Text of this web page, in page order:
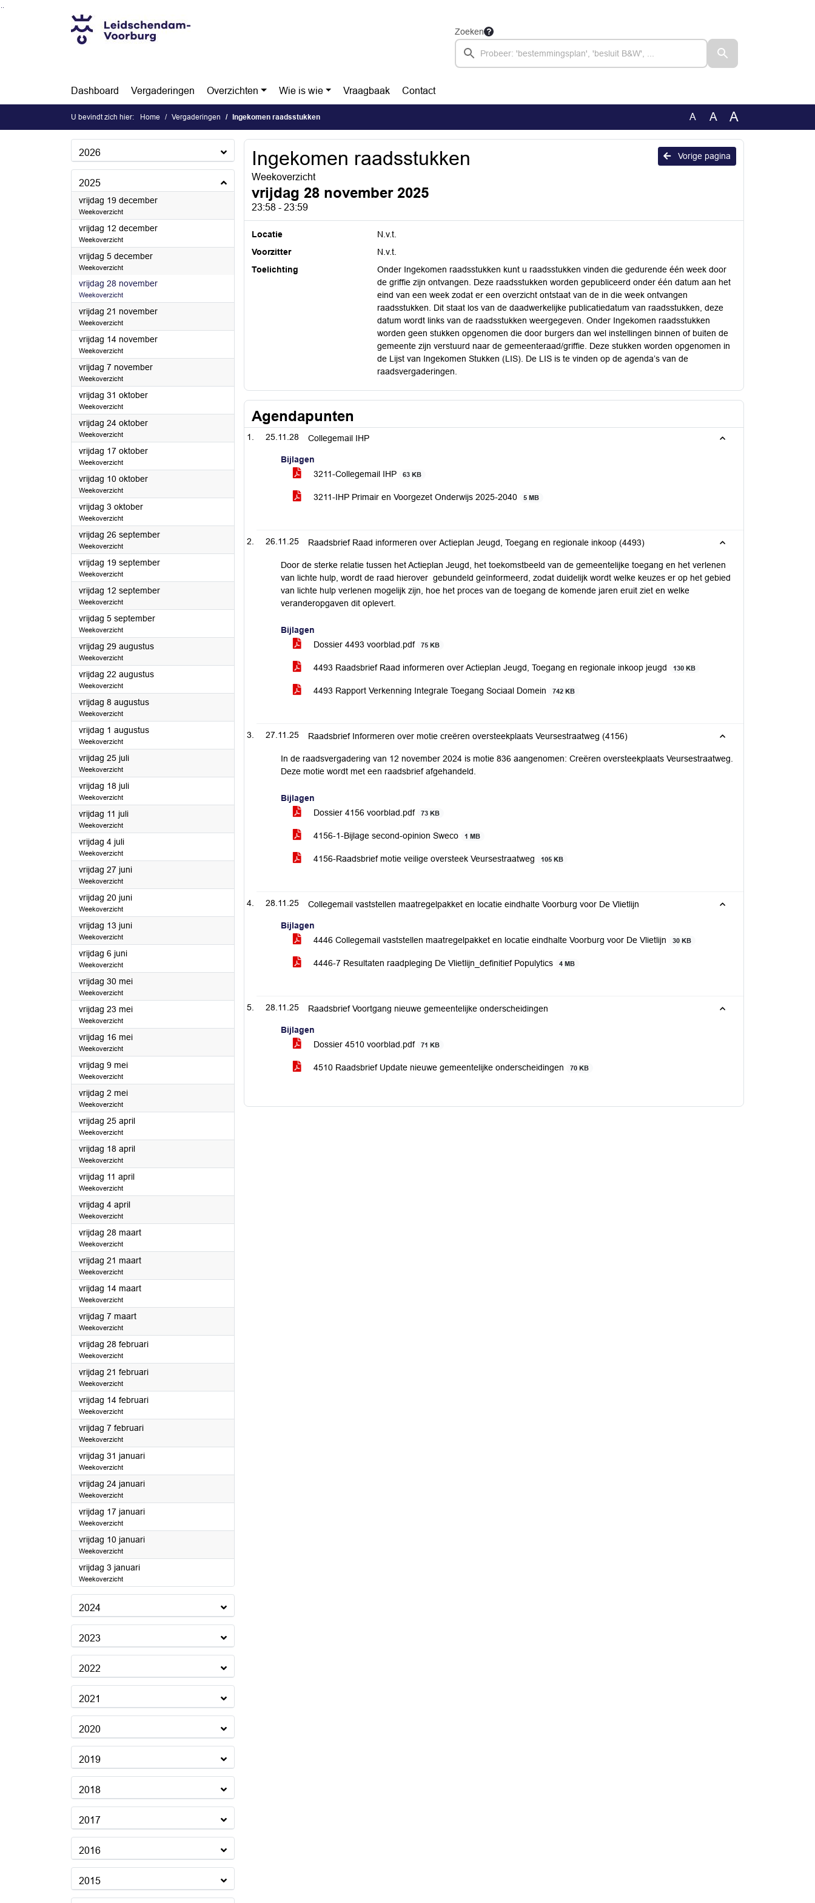
Ga naar de inhoud van deze pagina
Ga naar het zoeken
Ga naar het menu
Zoeken
Dashboard Vergaderingen Overzichten Wie is wie Vraagbaak Contact
U bevindt zich hier: Home Vergaderingen Ingekomen raadsstukken A A A
2026
2025
vrijdag 19 december2025
Weekoverzicht
vrijdag 12 december2025
Weekoverzicht
vrijdag 5 december2025
Weekoverzicht
vrijdag 28 november2025
Weekoverzicht
vrijdag 21 november2025
Weekoverzicht
vrijdag 14 november2025
Weekoverzicht
vrijdag 7 november2025
Weekoverzicht
vrijdag 31 oktober2025
Weekoverzicht
vrijdag 24 oktober2025
Weekoverzicht
vrijdag 17 oktober2025
Weekoverzicht
vrijdag 10 oktober2025
Weekoverzicht
vrijdag 3 oktober2025
Weekoverzicht
vrijdag 26 september2025
Weekoverzicht
vrijdag 19 september2025
Weekoverzicht
vrijdag 12 september2025
Weekoverzicht
vrijdag 5 september2025
Weekoverzicht
vrijdag 29 augustus2025
Weekoverzicht
vrijdag 22 augustus2025
Weekoverzicht
vrijdag 8 augustus2025
Weekoverzicht
vrijdag 1 augustus2025
Weekoverzicht
vrijdag 25 juli2025
Weekoverzicht
vrijdag 18 juli2025
Weekoverzicht
vrijdag 11 juli2025
Weekoverzicht
vrijdag 4 juli2025
Weekoverzicht
vrijdag 27 juni2025
Weekoverzicht
vrijdag 20 juni2025
Weekoverzicht
vrijdag 13 juni2025
Weekoverzicht
vrijdag 6 juni2025
Weekoverzicht
vrijdag 30 mei2025
Weekoverzicht
vrijdag 23 mei2025
Weekoverzicht
vrijdag 16 mei2025
Weekoverzicht
vrijdag 9 mei2025
Weekoverzicht
vrijdag 2 mei2025
Weekoverzicht
vrijdag 25 april2025
Weekoverzicht
vrijdag 18 april2025
Weekoverzicht
vrijdag 11 april2025
Weekoverzicht
vrijdag 4 april2025
Weekoverzicht
vrijdag 28 maart2025
Weekoverzicht
vrijdag 21 maart2025
Weekoverzicht
vrijdag 14 maart2025
Weekoverzicht
vrijdag 7 maart2025
Weekoverzicht
vrijdag 28 februari2025
Weekoverzicht
vrijdag 21 februari2025
Weekoverzicht
vrijdag 14 februari2025
Weekoverzicht
vrijdag 7 februari2025
Weekoverzicht
vrijdag 31 januari2025
Weekoverzicht
vrijdag 24 januari2025
Weekoverzicht
vrijdag 17 januari2025
Weekoverzicht
vrijdag 10 januari2025
Weekoverzicht
vrijdag 3 januari2025
Weekoverzicht
2024
2023
2022
2021
2020
2019
2018
2017
2016
2015
Vorige pagina
Ingekomen raadsstukken
Weekoverzicht
vrijdag 28 november 2025
23:58 - 23:59
Locatie
N.v.t.
Voorzitter
N.v.t.
Toelichting
Onder Ingekomen raadsstukken kunt u raadsstukken vinden die gedurende één week door
de griffie zijn ontvangen. Deze raadsstukken worden gepubliceerd onder één datum aan het
eind van een week zodat er een overzicht ontstaat van de in die week ontvangen
raadsstukken. Dit staat los van de daadwerkelijke publicatiedatum van raadsstukken, deze
datum wordt links van de raadsstukken weergegeven. Onder Ingekomen raadsstukken
worden geen stukken opgenomen die door burgers dan wel instellingen binnen of buiten de
gemeente zijn verstuurd naar de gemeenteraad/griffie. Deze stukken worden opgenomen in
de Lijst van Ingekomen Stukken (LIS). De LIS is te vinden op de agenda’s van de
raadsvergaderingen.
Agendapunten
25.11.28 Collegemail IHP
Bijlagen
3211-Collegemail IHP
63 KB
3211-IHP Primair en Voorgezet Onderwijs 2025-2040 5 MB
26.11.25 Raadsbrief Raad informeren over Actieplan Jeugd, Toegang en regionale inkoop (4493)
Door de sterke relatie tussen het Actieplan Jeugd, het toekomstbeeld van de gemeentelijke toegang en het verlenen
van lichte hulp, wordt de raad hierover gebundeld geïnformeerd, zodat duidelijk wordt welke keuzes er op het gebied
van lichte hulp verlenen mogelijk zijn, hoe het proces van de toegang de komende jaren eruit ziet en welke
veranderopgaven dit oplevert.
Bijlagen
Dossier 4493 voorblad.pdf
75 KB
4493 Raadsbrief Raad informeren over Actieplan Jeugd, Toegang en regionale inkoop jeugd 130 KB
4493 Rapport Verkenning Integrale Toegang Sociaal Domein 742 KB
27.11.25 Raadsbrief Informeren over motie creëren oversteekplaats Veursestraatweg (4156)
In de raadsvergadering van 12 november 2024 is motie 836 aangenomen: Creëren oversteekplaats Veursestraatweg.
Deze motie wordt met een raadsbrief afgehandeld.
Bijlagen
Dossier 4156 voorblad.pdf
73 KB
4156-1-Bijlage second-opinion Sweco 1 MB
4156-Raadsbrief motie veilige oversteek Veursestraatweg 105 KB
28.11.25 Collegemail vaststellen maatregelpakket en locatie eindhalte Voorburg voor De Vlietlijn
Bijlagen
4446 Collegemail vaststellen maatregelpakket en locatie eindhalte Voorburg voor De Vlietlijn
30 KB
4446-7 Resultaten raadpleging De Vlietlijn_definitief Populytics 4 MB
28.11.25 Raadsbrief Voortgang nieuwe gemeentelijke onderscheidingen
Bijlagen
Dossier 4510 voorblad.pdf
71 KB
4510 Raadsbrief Update nieuwe gemeentelijke onderscheidingen 70 KB